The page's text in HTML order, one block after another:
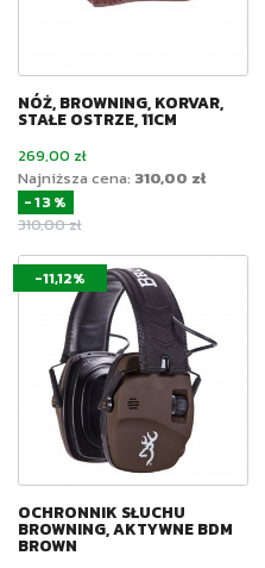
NÓŻ, BROWNING, KORVAR,
STAŁE OSTRZE, 11CM
Cena
269,00 zł
Najniższa cena: 310,00 zł
-13%
Cena podstawowa
310,00 zł
OCHRONNIK SŁUCHU
BROWNING, AKTYWNE BDM
BROWN
-11,12%